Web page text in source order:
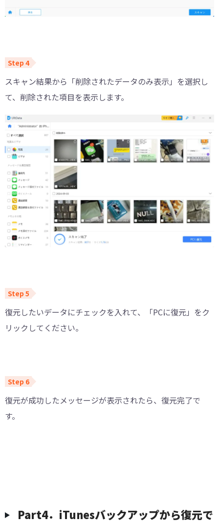
スキャン結果から「削除されたデータのみ表示」を選択し
て、削除された項目を表示します。
復元したいデータにチェックを入れて、「PCに復元」をク
リックしてください。
復元が成功したメッセージが表示されたら、復元完了で
す。
︎Part4．iTunesバックアップから復元で